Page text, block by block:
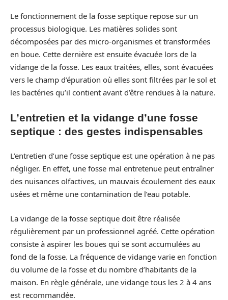
Le fonctionnement de la fosse septique repose sur un
processus biologique. Les matières solides sont
décomposées par des micro-organismes et transformées
en boue. Cette dernière est ensuite évacuée lors de la
vidange de la fosse. Les eaux traitées, elles, sont évacuées
vers le champ d’épuration où elles sont filtrées par le sol et
les bactéries qu’il contient avant d’être rendues à la nature.
L’entretien et la vidange d’une fosse
septique : des gestes indispensables
L’entretien d’une fosse septique est une opération à ne pas
négliger. En effet, une fosse mal entretenue peut entraîner
des nuisances olfactives, un mauvais écoulement des eaux
usées et même une contamination de l’eau potable.
La vidange de la fosse septique doit être réalisée
régulièrement par un professionnel agréé. Cette opération
consiste à aspirer les boues qui se sont accumulées au
fond de la fosse. La fréquence de vidange varie en fonction
du volume de la fosse et du nombre d’habitants de la
maison. En règle générale, une vidange tous les 2 à 4 ans
est recommandée.